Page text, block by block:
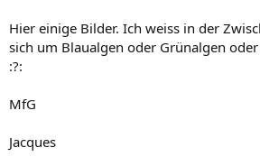
Hier einige Bilder. Ich weiss in der
sich um Blaualgen oder Grünalgen
:?:
MfG
Jacques